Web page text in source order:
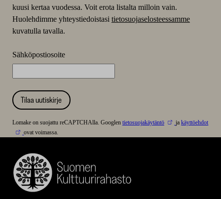
kuusi kertaa vuodessa. Voit erota listalta milloin vain.
Huolehdimme yhteystiedoistasi tietosuojaselosteessamme
kuvatulla tavalla.
Sähköpostiosoite
Tilaa uutiskirje
Lomake on suojattu reCAPTCHAlla. Googlen tietosuojakäytäntö jakäyttöehdot
ovat voimassa.
Suomen
Kulttuurirahasto